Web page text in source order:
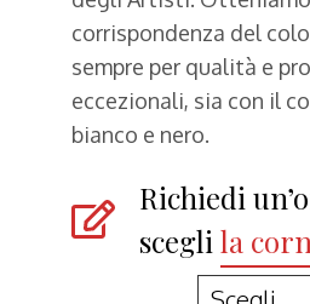
corrispondenza del
sempre per qualità e
eccezionali, sia con il
bianco e nero.
Richiedi
scegli le
le
il
la